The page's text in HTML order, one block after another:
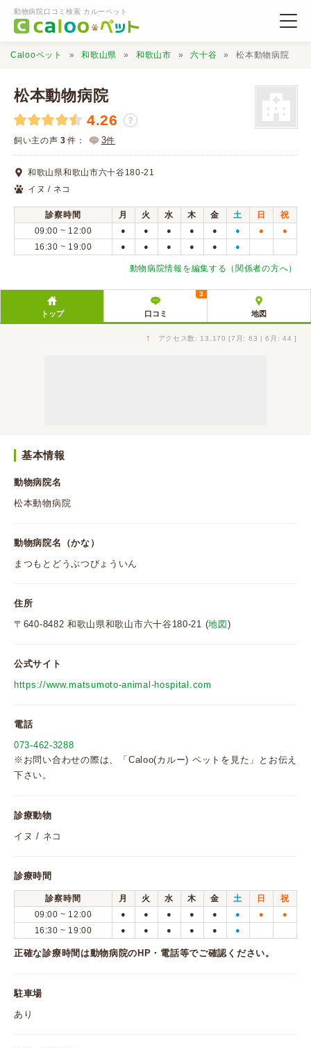
動物病院口コミ検索 カルーペット
動物病院検索
口コミ検索
Calooペットとは？
Calooペット 和歌山県 和歌山市 六十谷 松本動物病院
松本動物病院
4.26 ？
飼い主の声 3 件： 3件
和歌山県和歌山市六十谷180-21
イヌ / ネコ
診察時間 月 火 水 木 金 土 日
祝
09:00 ~ 12:00
● ● ● ● ● ● ● ●
16:30 ~ 19:00 ● ● ● ● ● ●
動物病院情報を編集する（関係者の方へ）
トップ 口コミ
3
地図
↑ アクセス数: 13,170 [7月: 63 | 6月: 44 ]
基本情報
動物病院名
松本動物病院
動物病院名（かな）
まつもとどうぶつびょういん
住所
〒640-8482 和歌山県和歌山市六十谷180-21 (地図 )
公式サイト
https://www.matsumoto-animal-hospital.com
電話
073-462-3288
※お問い合わせの際は、「Caloo(カルー) ペットを見た」とお伝え
下さい。
診療動物
イヌ / ネコ
診療時間
診察時間 月 火 水 木 金 土 日
祝
09:00 ~ 12:00
● ● ● ● ● ● ● ●
16:30 ~ 19:00 ● ● ● ● ● ●
正確な診療時間は動物病院のHP・電話等でご確認ください。
駐車場
あり